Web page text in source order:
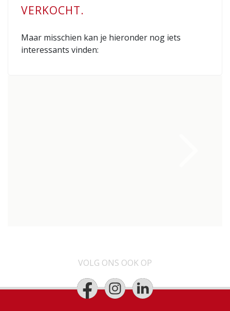
VERKOCHT.
Maar misschien kan je hieronder nog iets
interessants vinden:
VOLG ONS OOK OP